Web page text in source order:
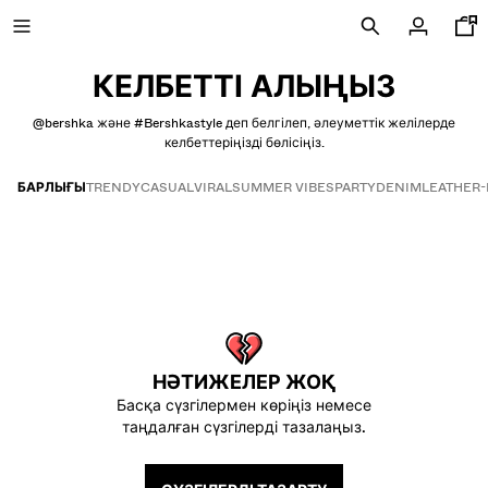
КЕЛБЕТТІ АЛЫҢЫЗ
‎@bershka және #Bershkastyle деп белгілеп, әлеуметтік желілерде
келбеттеріңізді бөлісіңіз.
БАРЛЫҒЫTRENDYCASUALVIRALSUMMER VIBESPARTYDENIM
НӘТИЖЕЛЕР ЖОҚ
Басқа сүзгілермен көріңіз немесе
таңдалған сүзгілерді тазалаңыз.
ЖӘНЕ ПОЛО